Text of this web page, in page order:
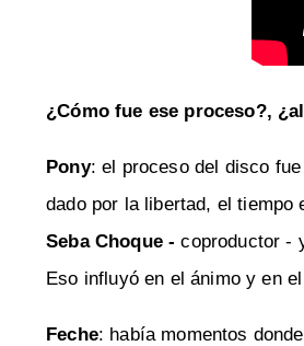
¿Cómo fue ese proceso?,
Pony: el proceso del disco
dado por la libertad, el tiempo
Seba Choque -coproductor -
Eso influyó en el ánimo y en
Feche: había momentos